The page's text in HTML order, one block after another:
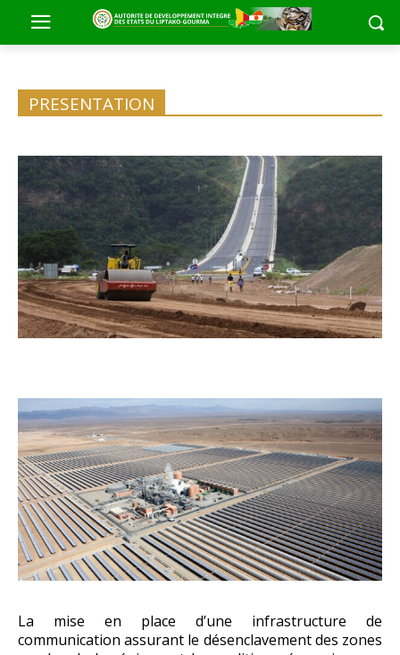
PRESENTATION
La mise en place d’une infrastructure de
communication assurant le désenclavement des zones